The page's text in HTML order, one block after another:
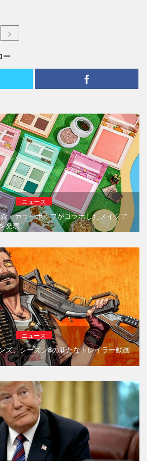
>
ー
ニュース
、カラーポップがコラボしたメイクア
発表
ニュース
ズ、シーズン8の新たなトレイラー動画